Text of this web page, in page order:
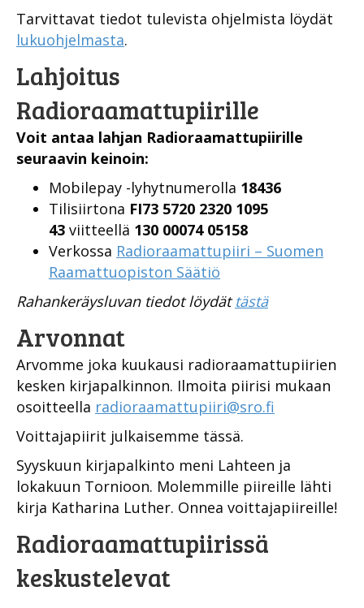
Tarvittavat tiedot tulevista ohjelmista löydät
lukuohjelmasta.
Lahjoitus
Radioraamattupiirille
Voit antaa lahjan Radioraamattupiirille
seuraavin keinoin:
Mobilepay -lyhytnumerolla 18436
Tilisiirtona FI73 5720 2320 1095
43 viitteellä 130 00074 05158
Verkossa Radioraamattupiiri – Suomen
Raamattuopiston Säätiö
Rahankeräysluvan tiedot löydättästä
Arvonnat
Arvomme joka kuukausi radioraamattupiirien
kesken kirjapalkinnon. Ilmoita piirisi mukaan
osoitteella radioraamattupiiri@sro.fi
Voittajapiirit julkaisemme tässä.
Syyskuun kirjapalkinto meni Lahteen ja
lokakuun Tornioon. Molemmille piireille lähti
kirja Katharina Luther. Onnea voittajapiireille!
Radioraamattupiirissä
keskustelevat